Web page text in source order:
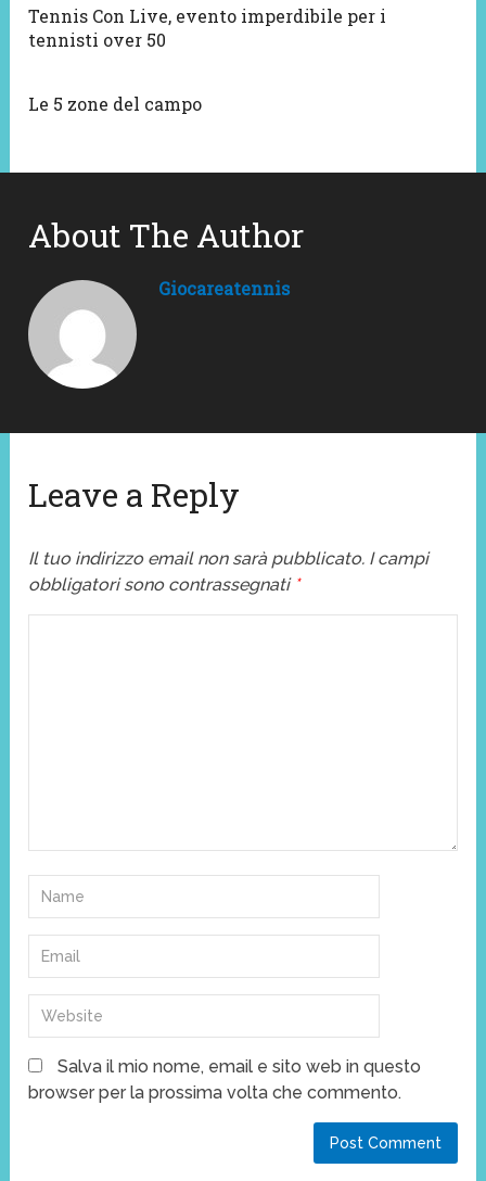
Tennis Con Live, evento imperdibile per i
tennisti over 50
Le 5 zone del campo
About The Author
Giocareatennis
Leave a Reply
Il tuo indirizzo email non sarà pubblicato. I campi
obbligatori sono contrassegnati *
Salva il mio nome, email e sito web in questo
browser per la prossima volta che commento.